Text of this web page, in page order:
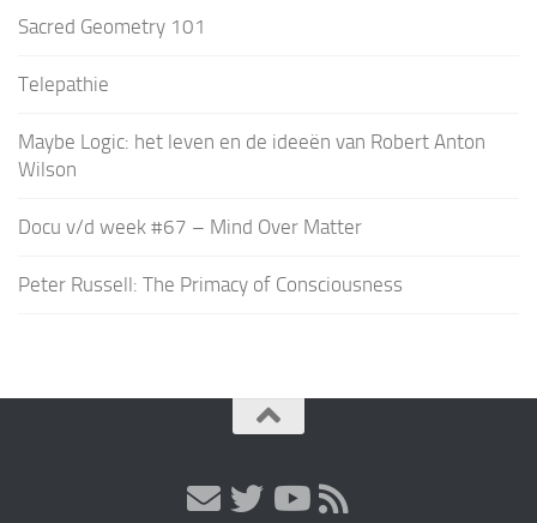
Sacred Geometry 101
Telepathie
Maybe Logic: het leven en de ideeën van Robert Anton
Wilson
Docu v/d week #67 – Mind Over Matter
Peter Russell: The Primacy of Consciousness